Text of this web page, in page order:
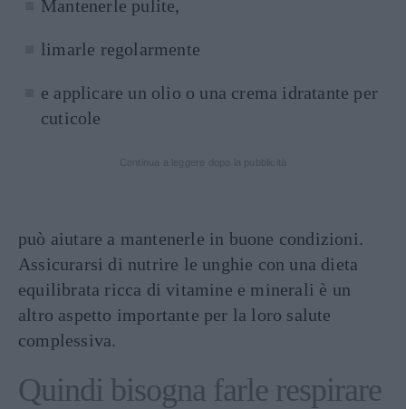
Mantenerle pulite,
limarle regolarmente
e applicare un olio o una crema idratante per
cuticole
può aiutare a mantenerle in buone condizioni.
Assicurarsi di nutrire le unghie con una dieta
equilibrata ricca di vitamine e minerali è un
altro aspetto importante per la loro salute
complessiva.
Quindi bisogna farle respirare